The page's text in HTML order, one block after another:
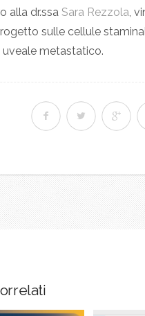
alla dr.ssa Sara Rezzola,
sulle cellule
metastatico.